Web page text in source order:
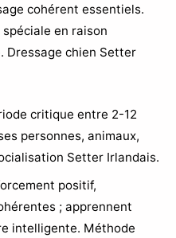
cohérent essentiels.
en raison
Dressage chien Setter
critique entre 2-12
personnes, animaux,
Setter Irlandais.
positif,
; apprennent
intelligente. Méthode